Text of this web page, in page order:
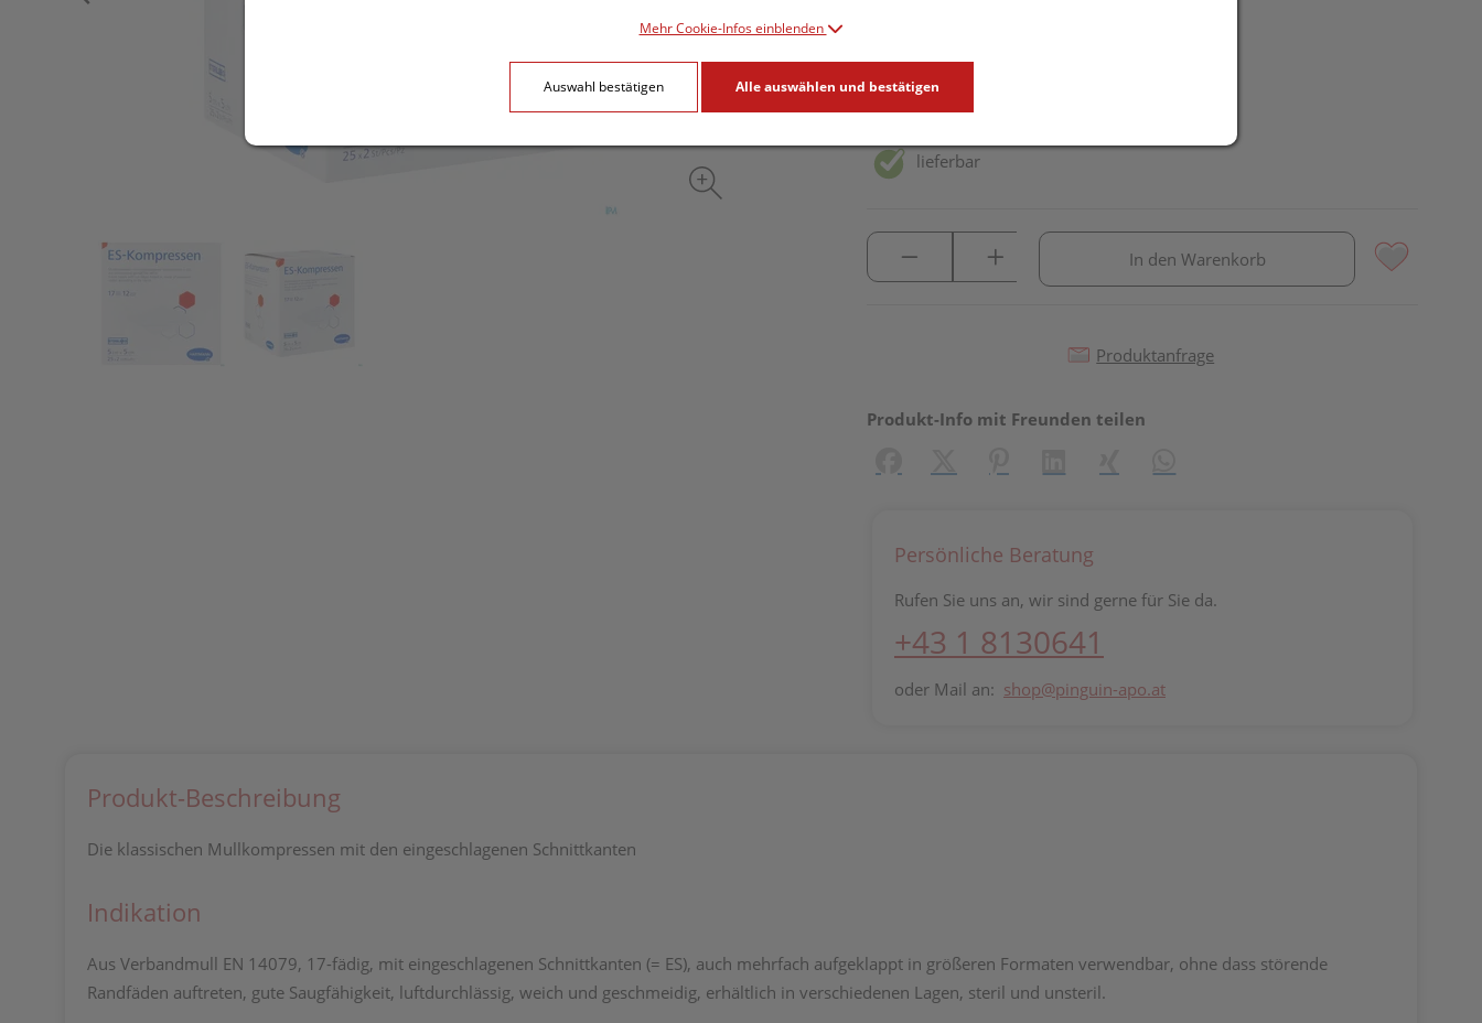
lieferbar
In den Warenkorb
Produktanfrage
Produkt-Info mit Freunden teilen
Persönliche Beratung
Rufen Sie uns an, wir sind gerne für Sie da.
+43 1 8130641
oder Mail an: shop@pinguin-apo.at
Produkt-Beschreibung
Die klassischen Mullkompressen mit den eingeschlagenen Schnittkanten
Indikation
Aus Verbandmull EN 14079, 17-fädig, mit eingeschlagenen Schnittkanten (= ES), auch mehrfach aufgeklappt in größeren Formaten verwendbar, ohne dass störende
Randfäden auftreten, gute Saugfähigkeit, luftdurchlässig, weich und geschmeidig, erhältlich in verschiedenen Lagen, steril und unsteril.
Mehr Cookie-Infos einblenden
Auswahl bestätigen Alle auswählen und bestätigen